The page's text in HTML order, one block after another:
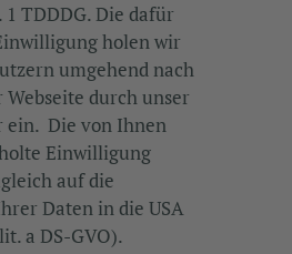
1 TDDDG. Die dafür
holen wir
umgehend nach
durch unser
ein. Die von Ihnen
Einwilligung
auf die
Daten in die USA
a DS-GVO).